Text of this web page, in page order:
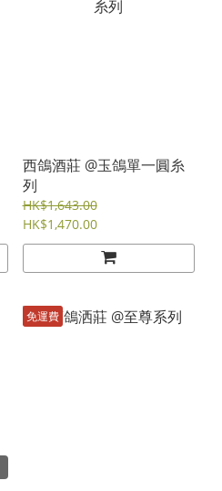
西鴿酒莊 @玉鴿單一圓糸
列
HK$1,643.00
HK$1,470.00
免運費